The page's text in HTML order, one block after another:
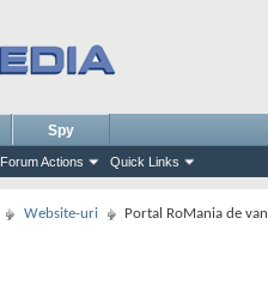
Forum Actions Quick Links
Spy
Website-uri Portal RoMania de